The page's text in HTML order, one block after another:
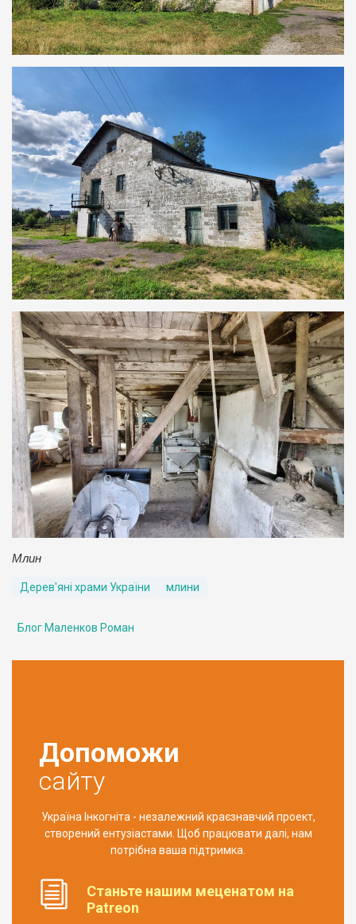
Млин
Дерев'яні храми України млини
Блог Маленков Роман
Допоможи
сайту
Україна Інкогніта - незалежний краєзнавчий проект,
створений ентузіастами. Щоб працювати далі, нам
потрібна ваша підтримка.
Станьте нашим меценатом на
Patreon